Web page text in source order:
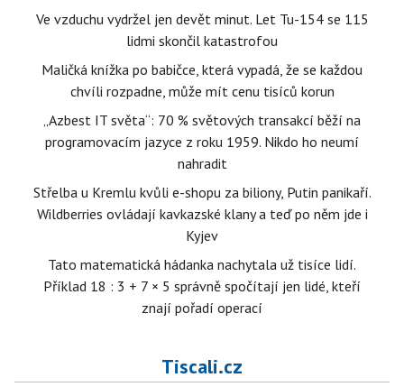
Ve vzduchu vydržel jen devět minut. Let Tu-154 se 115
lidmi skončil katastrofou
Maličká knížka po babičce, která vypadá, že se každou
chvíli rozpadne, může mít cenu tisíců korun
„Azbest IT světa“: 70 % světových transakcí běží na
programovacím jazyce z roku 1959. Nikdo ho neumí
nahradit
Střelba u Kremlu kvůli e-shopu za biliony, Putin panikaří.
Wildberries ovládají kavkazské klany a teď po něm jde i
Kyjev
Tato matematická hádanka nachytala už tisíce lidí.
Příklad 18 : 3 + 7 × 5 správně spočítají jen lidé, kteří
znají pořadí operací
Tiscali.cz